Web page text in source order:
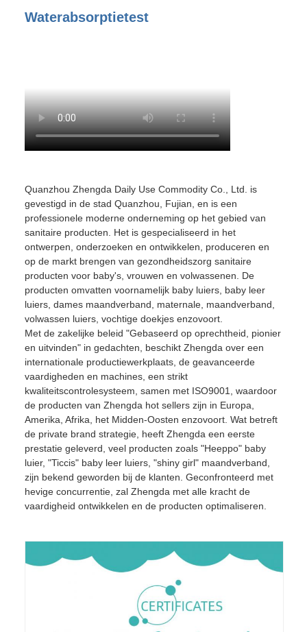
Waterabsorptietest
Quanzhou Zhengda Daily Use Commodity Co., Ltd. is
gevestigd in de stad Quanzhou, Fujian, en is een
professionele moderne onderneming op het gebied van
sanitaire producten. Het is gespecialiseerd in het
ontwerpen, onderzoeken en ontwikkelen, produceren en
op de markt brengen van gezondheidszorg sanitaire
producten voor baby's, vrouwen en volwassenen. De
producten omvatten voornamelijk baby luiers, baby leer
luiers, dames maandverband, maternale, maandverband,
volwassen luiers, vochtige doekjes enzovoort.
Met de zakelijke beleid "Gebaseerd op oprechtheid, pionier
en uitvinden" in gedachten, beschikt Zhengda over een
internationale productiewerkplaats, de geavanceerde
vaardigheden en machines, een strikt
kwaliteitscontrolesysteem, samen met ISO9001, waardoor
de producten van Zhengda hot sellers zijn in Europa,
Amerika, Afrika, het Midden-Oosten enzovoort. Wat betreft
de private brand strategie, heeft Zhengda een eerste
prestatie geleverd, veel producten zoals "Heeppo" baby
luier, "Ticcis" baby leer luiers, "shiny girl" maandverband,
zijn bekend geworden bij de klanten. Geconfronteerd met
hevige concurrentie, zal Zhengda met alle kracht de
vaardigheid ontwikkelen en de producten optimaliseren.